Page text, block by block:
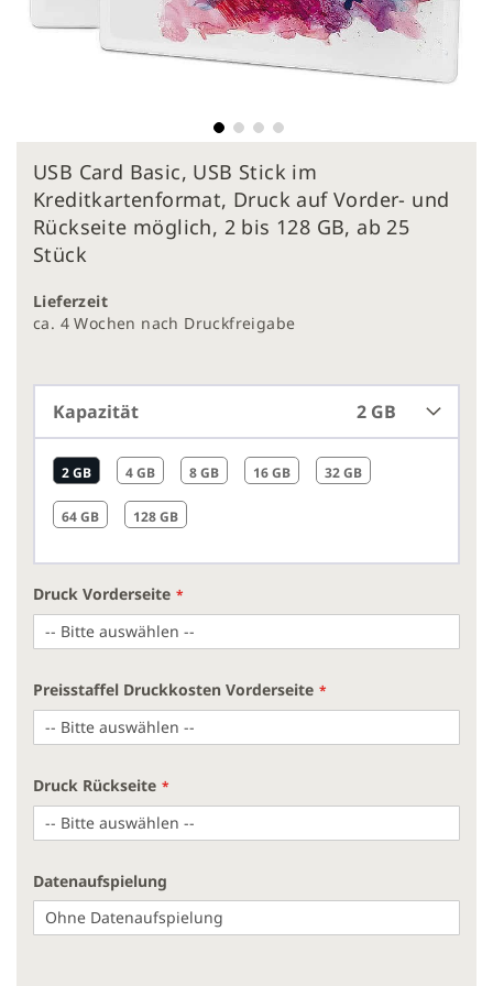
Anfang
der
Bildergalerie
springen
USB Card Basic, USB Stick im
Kreditkartenformat, Druck auf Vorder- und
Rückseite möglich, 2 bis 128 GB, ab 25
Stück
Lieferzeit
ca. 4 Wochen nach Druckfreigabe
Kapazität 2 GB
2 GB 4 GB 8 GB 16 GB 32 GB
64 GB 128 GB
Druck Vorderseite
Preisstaffel Druckkosten Vorderseite
Druck Rückseite
Datenaufspielung